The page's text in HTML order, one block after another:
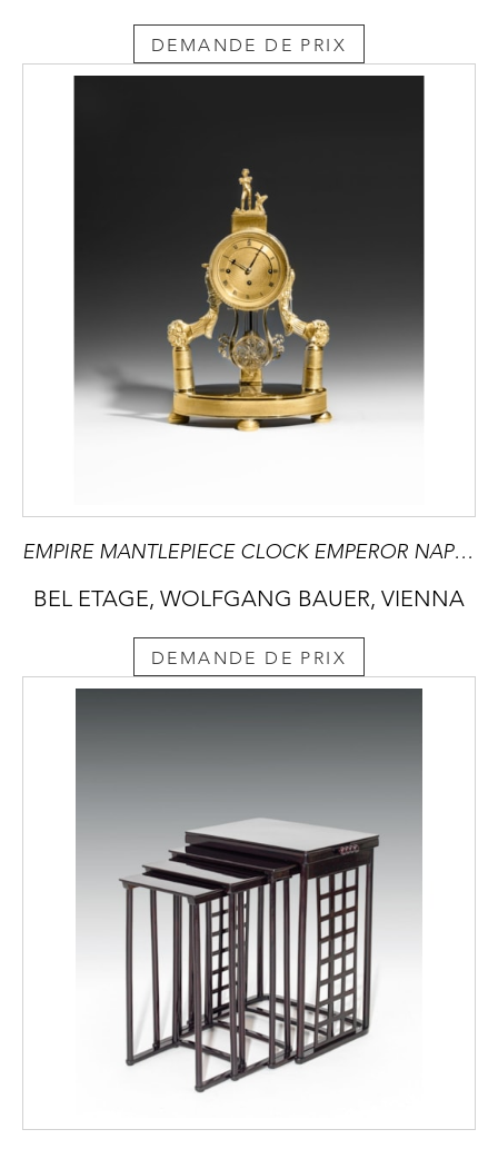
DEMANDE DE PRIX
EMPIRE MANTLEPIECE CLOCK EMPEROR NAPOLEON BONAPARTE
BEL ETAGE, WOLFGANG BAUER, VIENNA
DEMANDE DE PRIX